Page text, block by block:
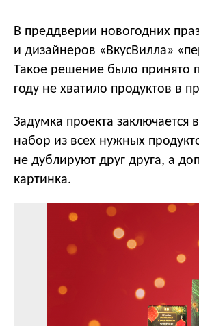
В преддверии новогодних
и дизайнеров «ВкусВилла»
Такое решение было принято
году не хватило продуктов в
Задумка проекта
набор из всех нужных
не дублируют друг друга, а
картинка.